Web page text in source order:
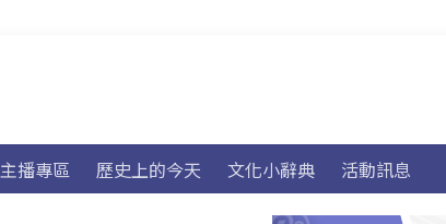
主播專區 歷史上的今天 文化小辭典 活動訊息